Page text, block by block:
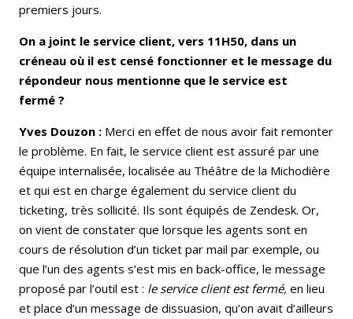
premiers jours.
On a joint le service client, vers 11H50, dans un
créneau où il est censé fonctionner et le message du
répondeur nous mentionne que le service est
fermé ?
Yves Douzon : Merci en effet de nous avoir fait remonter
le problème. En fait, le service client est assuré par une
équipe internalisée, localisée au Théâtre de la Michodière
et qui est en charge également du service client du
ticketing, très sollicité. Ils sont équipés de Zendesk. Or,
on vient de constater que lorsque les agents sont en
cours de résolution d’un ticket par mail par exemple, ou
que l’un des agents s’est mis en back-office, le message
proposé par l’outil est : le service client est fermé, en lieu
et place d’un message de dissuasion, qu’on avait d’ailleurs